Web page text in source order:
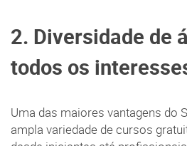
2. Diversidade de
todos os
Uma das maiores vantagens do
ampla variedade de cursos